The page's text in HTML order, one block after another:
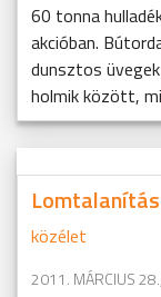
60 tonna
akcióban.
dunsztos
holmik között,
közélet
2011. MÁRCIUS